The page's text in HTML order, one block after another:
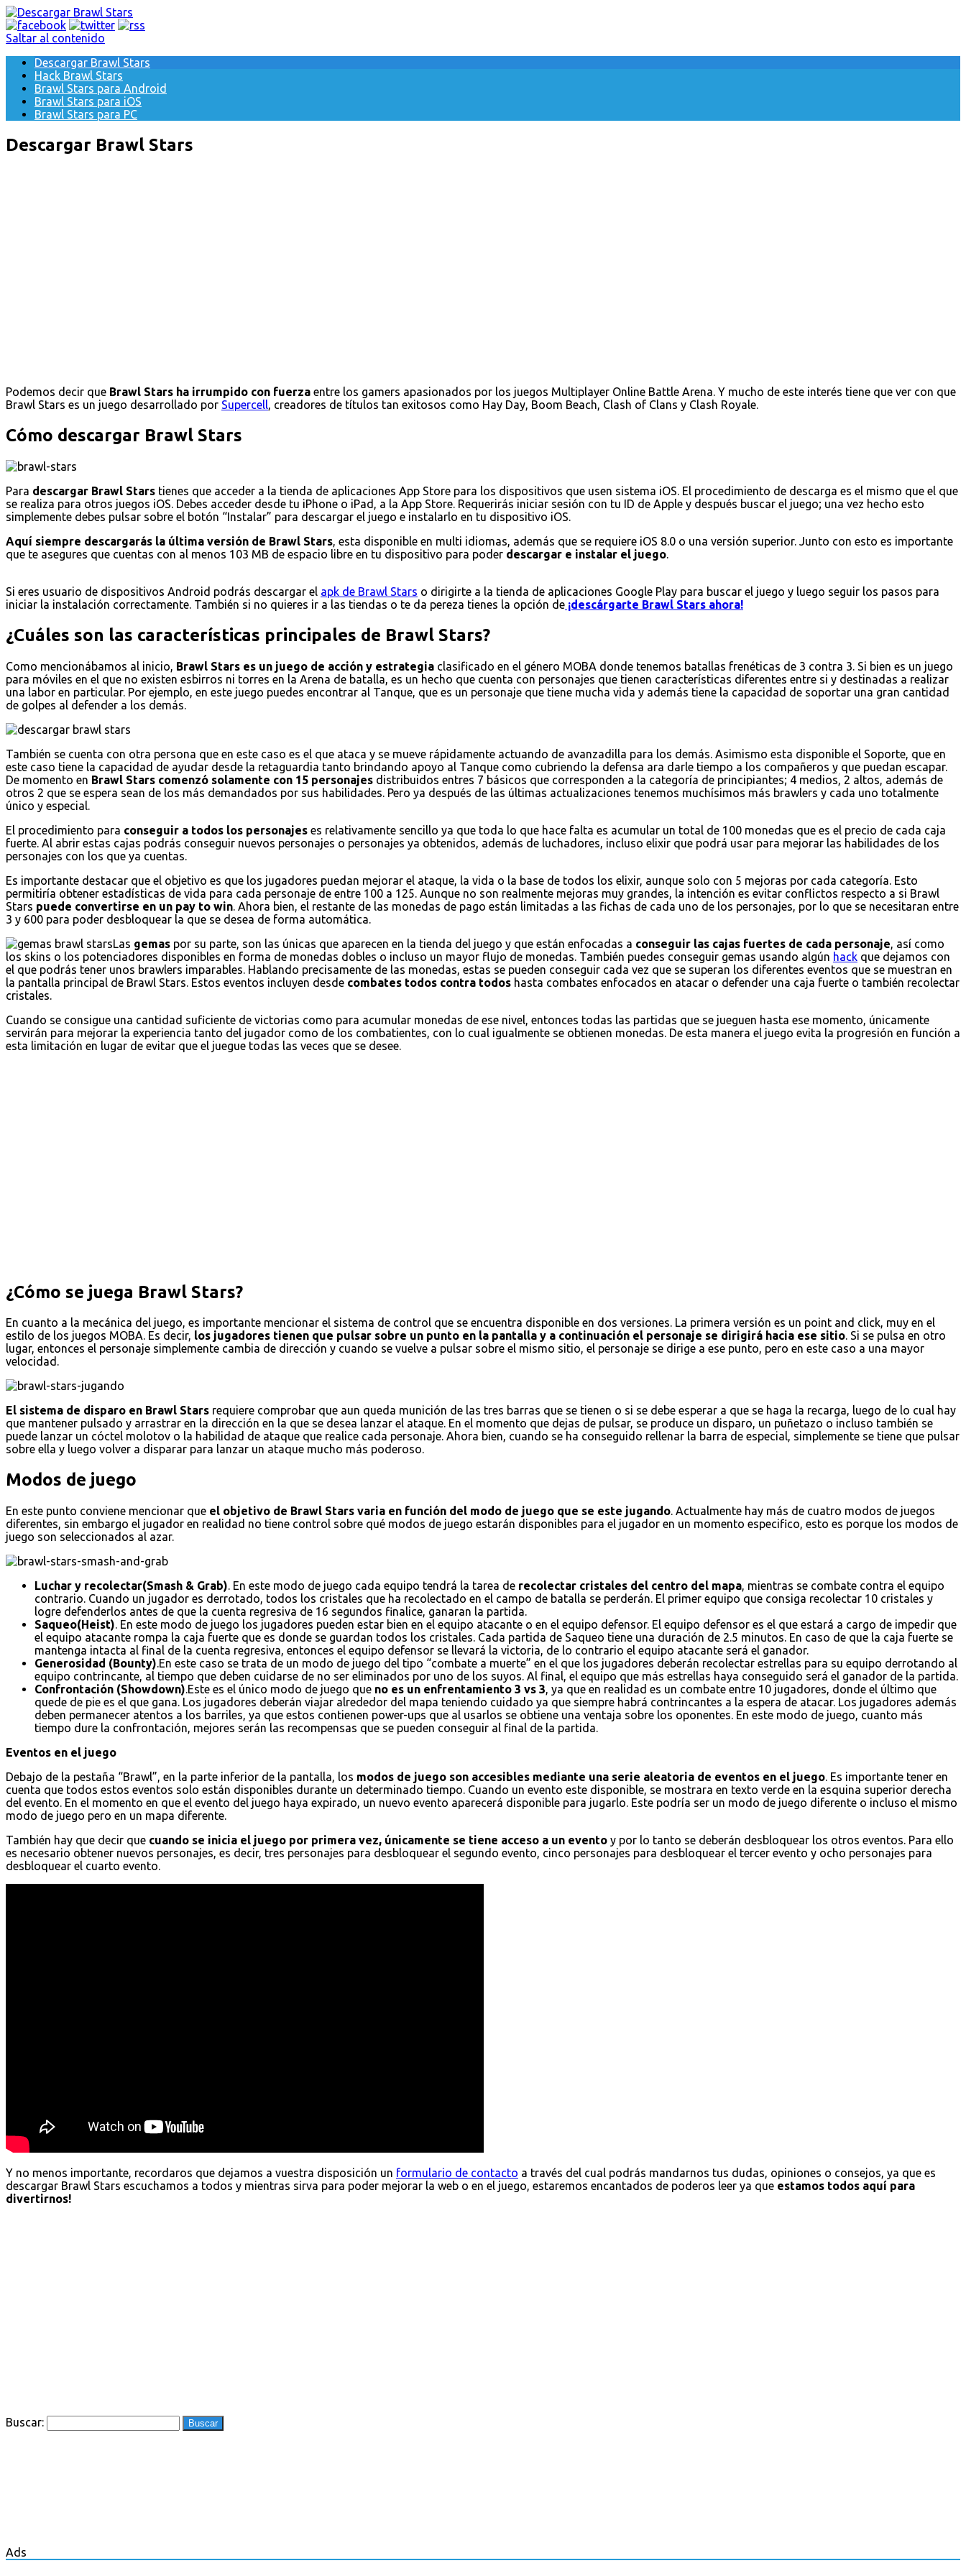
Saltar al contenido
Descargar Brawl Stars
Hack Brawl Stars
Brawl Stars para Android
Brawl Stars para iOS
Brawl Stars para PC
Descargar Brawl Stars
Podemos decir que Brawl Stars ha irrumpido con fuerza entre los gamers apasionados por los juegos Multiplayer Online Battle Arena. Y mucho de este interés tiene que ver con que
Brawl Stars es un juego desarrollado por Supercell, creadores de títulos tan exitosos como Hay Day, Boom Beach, Clash of Clans y Clash Royale.
Cómo descargar Brawl Stars
Para descargar Brawl Stars tienes que acceder a la tienda de aplicaciones App Store para los dispositivos que usen sistema iOS. El procedimiento de descarga es el mismo que el que
se realiza para otros juegos iOS. Debes acceder desde tu iPhone o iPad, a la App Store. Requerirás iniciar sesión con tu ID de Apple y después buscar el juego; una vez hecho esto
simplemente debes pulsar sobre el botón “Instalar” para descargar el juego e instalarlo en tu dispositivo iOS.
Aquí siempre descargarás la última versión de Brawl Stars, esta disponible en multi idiomas, además que se requiere iOS 8.0 o una versión superior. Junto con esto es importante
que te asegures que cuentas con al menos 103 MB de espacio libre en tu dispositivo para poder descargar e instalar el juego.
Si eres usuario de dispositivos Android podrás descargar el apk de Brawl Stars o dirigirte a la tienda de aplicaciones Google Play para buscar el juego y luego seguir los pasos para
iniciar la instalación correctamente. También si no quieres ir a las tiendas o te da pereza tienes la opción de ¡descárgarte Brawl Stars ahora!
¿Cuáles son las características principales de Brawl Stars?
Como mencionábamos al inicio, Brawl Stars es un juego de acción y estrategia clasificado en el género MOBA donde tenemos batallas frenéticas de 3 contra 3. Si bien es un juego
para móviles en el que no existen esbirros ni torres en la Arena de batalla, es un hecho que cuenta con personajes que tienen características diferentes entre si y destinadas a realizar
una labor en particular. Por ejemplo, en este juego puedes encontrar al Tanque, que es un personaje que tiene mucha vida y además tiene la capacidad de soportar una gran cantidad
de golpes al defender a los demás.
También se cuenta con otra persona que en este caso es el que ataca y se mueve rápidamente actuando de avanzadilla para los demás. Asimismo esta disponible el Soporte, que en
este caso tiene la capacidad de ayudar desde la retaguardia tanto brindando apoyo al Tanque como cubriendo la defensa ara darle tiempo a los compañeros y que puedan escapar.
De momento en Brawl Stars comenzó solamente con 15 personajes distribuidos entres 7 básicos que corresponden a la categoría de principiantes; 4 medios, 2 altos, además de
otros 2 que se espera sean de los más demandados por sus habilidades. Pero ya después de las últimas actualizaciones tenemos muchísimos más brawlers y cada uno totalmente
único y especial.
El procedimiento para conseguir a todos los personajes es relativamente sencillo ya que toda lo que hace falta es acumular un total de 100 monedas que es el precio de cada caja
fuerte. Al abrir estas cajas podrás conseguir nuevos personajes o personajes ya obtenidos, además de luchadores, incluso elixir que podrá usar para mejorar las habilidades de los
personajes con los que ya cuentas.
Es importante destacar que el objetivo es que los jugadores puedan mejorar el ataque, la vida o la base de todos los elixir, aunque solo con 5 mejoras por cada categoría. Esto
permitiría obtener estadísticas de vida para cada personaje de entre 100 a 125. Aunque no son realmente mejoras muy grandes, la intención es evitar conflictos respecto a si Brawl
Stars puede convertirse en un pay to win . Ahora bien, el restante de las monedas de pago están limitadas a las fichas de cada uno de los personajes, por lo que se necesitaran entre
3 y 600 para poder desbloquear la que se desea de forma automática.
Las gemas por su parte, son las únicas que aparecen en la tienda del juego y que están enfocadas a conseguir las cajas fuertes de cada personaje , así como
los skins o los potenciadores disponibles en forma de monedas dobles o incluso un mayor flujo de monedas. También puedes conseguir gemas usando algún hack que dejamos con
el que podrás tener unos brawlers imparables. Hablando precisamente de las monedas, estas se pueden conseguir cada vez que se superan los diferentes eventos que se muestran en
la pantalla principal de Brawl Stars. Estos eventos incluyen desde combates todos contra todos hasta combates enfocados en atacar o defender una caja fuerte o también recolectar
cristales.
Cuando se consigue una cantidad suficiente de victorias como para acumular monedas de ese nivel, entonces todas las partidas que se jueguen hasta ese momento, únicamente
servirán para mejorar la experiencia tanto del jugador como de los combatientes, con lo cual igualmente se obtienen monedas. De esta manera el juego evita la progresión en función a
esta limitación en lugar de evitar que el juegue todas las veces que se desee.
¿Cómo se juega Brawl Stars?
En cuanto a la mecánica del juego, es importante mencionar el sistema de control que se encuentra disponible en dos versiones. La primera versión es un point and click, muy en el
estilo de los juegos MOBA. Es decir, los jugadores tienen que pulsar sobre un punto en la pantalla y a continuación el personaje se dirigirá hacia ese sitio. Si se pulsa en otro
lugar, entonces el personaje simplemente cambia de dirección y cuando se vuelve a pulsar sobre el mismo sitio, el personaje se dirige a ese punto, pero en este caso a una mayor
velocidad.
El sistema de disparo en Brawl Stars requiere comprobar que aun queda munición de las tres barras que se tienen o si se debe esperar a que se haga la recarga, luego de lo cual hay
que mantener pulsado y arrastrar en la dirección en la que se desea lanzar el ataque. En el momento que dejas de pulsar, se produce un disparo, un puñetazo o incluso también se
puede lanzar un cóctel molotov o la habilidad de ataque que realice cada personaje. Ahora bien, cuando se ha conseguido rellenar la barra de especial, simplemente se tiene que pulsar
sobre ella y luego volver a disparar para lanzar un ataque mucho más poderoso.
Modos de juego
En este punto conviene mencionar que el objetivo de Brawl Stars varia en función del modo de juego que se este jugando. Actualmente hay más de cuatro modos de juegos
diferentes, sin embargo el jugador en realidad no tiene control sobre qué modos de juego estarán disponibles para el jugador en un momento especifico, esto es porque los modos de
juego son seleccionados al azar.
Luchar y recolectar(Smash & Grab). En este modo de juego cada equipo tendrá la tarea de recolectar cristales del centro del mapa, mientras se combate contra el equipo
contrario. Cuando un jugador es derrotado, todos los cristales que ha recolectado en el campo de batalla se perderán. El primer equipo que consiga recolectar 10 cristales y
logre defenderlos antes de que la cuenta regresiva de 16 segundos finalice, ganaran la partida.
Saqueo(Heist). En este modo de juego los jugadores pueden estar bien en el equipo atacante o en el equipo defensor. El equipo defensor es el que estará a cargo de impedir que
el equipo atacante rompa la caja fuerte que es donde se guardan todos los cristales. Cada partida de Saqueo tiene una duración de 2.5 minutos. En caso de que la caja fuerte se
mantenga intacta al final de la cuenta regresiva, entonces el equipo defensor se llevará la victoria, de lo contrario el equipo atacante será el ganador.
Generosidad (Bounty).En este caso se trata de un modo de juego del tipo “combate a muerte” en el que los jugadores deberán recolectar estrellas para su equipo derrotando al
equipo contrincante, al tiempo que deben cuidarse de no ser eliminados por uno de los suyos. Al final, el equipo que más estrellas haya conseguido será el ganador de la partida.
Confrontación (Showdown).Este es el único modo de juego que no es un enfrentamiento 3 vs 3, ya que en realidad es un combate entre 10 jugadores, donde el último que
quede de pie es el que gana. Los jugadores deberán viajar alrededor del mapa teniendo cuidado ya que siempre habrá contrincantes a la espera de atacar. Los jugadores además
deben permanecer atentos a los barriles, ya que estos contienen power-ups que al usarlos se obtiene una ventaja sobre los oponentes. En este modo de juego, cuanto más
tiempo dure la confrontación, mejores serán las recompensas que se pueden conseguir al final de la partida.
Eventos en el juego
Debajo de la pestaña “Brawl”, en la parte inferior de la pantalla, los modos de juego son accesibles mediante una serie aleatoria de eventos en el juego. Es importante tener en
cuenta que todos estos eventos solo están disponibles durante un determinado tiempo. Cuando un evento este disponible, se mostrara en texto verde en la esquina superior derecha
del evento. En el momento en que el evento del juego haya expirado, un nuevo evento aparecerá disponible para jugarlo. Este podría ser un modo de juego diferente o incluso el mismo
modo de juego pero en un mapa diferente.
También hay que decir que cuando se inicia el juego por primera vez, únicamente se tiene acceso a un evento y por lo tanto se deberán desbloquear los otros eventos. Para ello
es necesario obtener nuevos personajes, es decir, tres personajes para desbloquear el segundo evento, cinco personajes para desbloquear el tercer evento y ocho personajes para
desbloquear el cuarto evento.
Y no menos importante, recordaros que dejamos a vuestra disposición un formulario de contacto a través del cual podrás mandarnos tus dudas, opiniones o consejos, ya que es
descargar Brawl Stars escuchamos a todos y mientras sirva para poder mejorar la web o en el juego, estaremos encantados de poderos leer ya que estamos todos aquí para
divertirnos!
Buscar:
Ads